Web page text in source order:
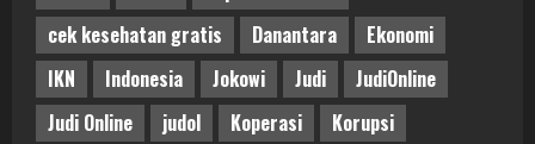
cek kesehatan gratis
Danantara
Ekonomi
IKN
Indonesia Jokowi Judi
JudiOnline
Judi Online
judol Koperasi
Korupsi